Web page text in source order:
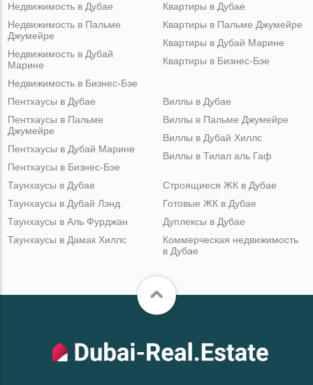
Недвижимость в Дубае
Недвижимость в Пальме
Джумейре
Недвижимость в Дубай
Марине
Недвижимость в Бизнес-Бэе
Квартиры в Дубае
Квартиры в Пальме Джумейре
Квартиры в Дубай Марине
Квартиры в Бизнес-Бэе
Пентхаусы в Дубае
Пентхаусы в Пальме
Джумейре
Пентхаусы в Дубай Марине
Пентхаусы в Бизнес-Бэе
Виллы в Дубае
Виллы в Пальме Джумейре
Виллы в Дубай Хиллс
Виллы в Тилал аль Гаф
Таунхаусы в Дубае
Таунхаусы в Дубай Лэнд
Таунхаусы в Аль Фурджан
Таунхаусы в Дамак Хиллс
Строящиеся ЖК в Дубае
Готовые ЖК в Дубае
Дуплексы в Дубае
Коммерческая недвижимость
в Дубае